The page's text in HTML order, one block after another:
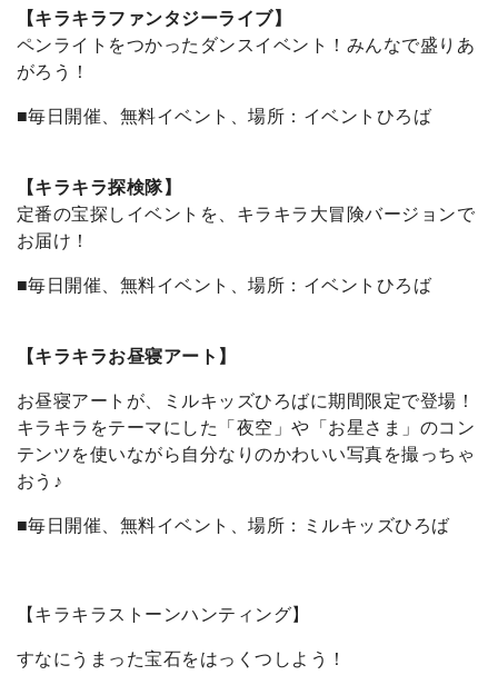
【キラキラファンタジーライブ】
ペンライトをつかったダンスイベント！みんなで盛りあ
がろう！
■毎日開催、無料イベント、場所：イベントひろば
【キラキラ探検隊】
定番の宝探しイベントを、キラキラ大冒険バージョンで
お届け！
■毎日開催、無料イベント、場所：イベントひろば
【キラキラお昼寝アート】
お昼寝アートが、ミルキッズひろばに期間限定で登場！
キラキラをテーマにした「夜空」や「お星さま」のコン
テンツを使いながら自分なりのかわいい写真を撮っちゃ
おう♪
■毎日開催、無料イベント、場所：ミルキッズひろば
【キラキラストーンハンティング】
すなにうまった宝石をはっくつしよう！